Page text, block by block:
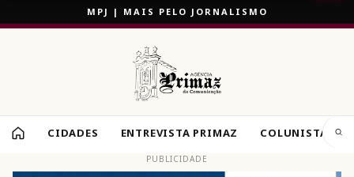
MPJ | MAIS PELO JORNALISMO
CIDADES ENTREVISTA PRIMAZ COLUNISTAS
PUBLICIDADE